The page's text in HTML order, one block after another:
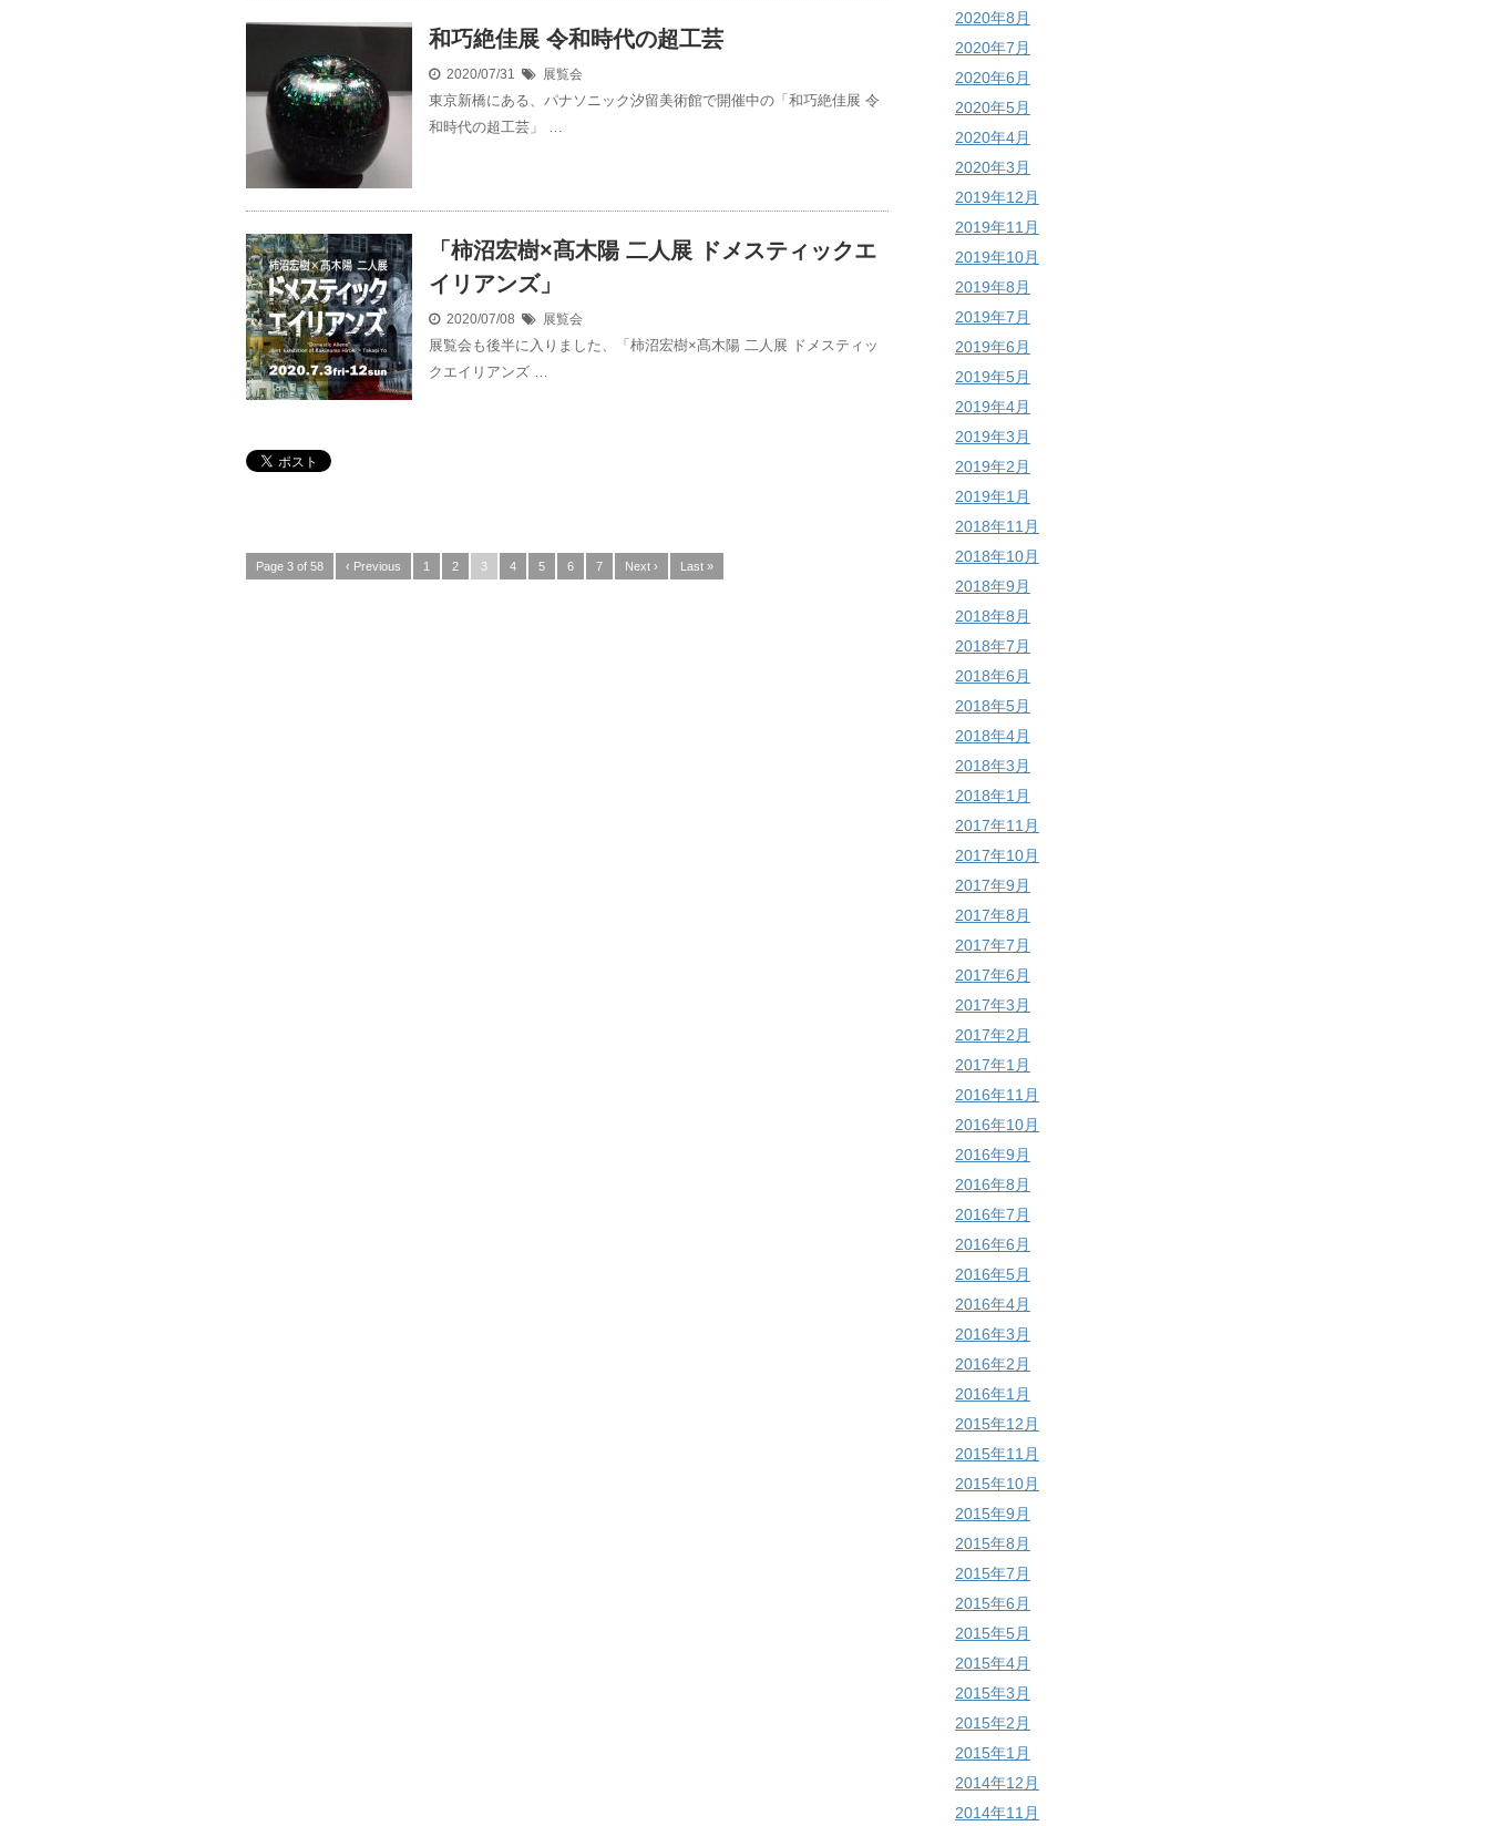
和巧絶佳展 令和時代の超工芸
2020/07/31 展覧会
東京新橋にある、パナソニック汐留美術館で開催中の「和巧絶佳展 令
和時代の超工芸」 …
「柿沼宏樹×髙木陽 二人展 ドメスティックエ
イリアンズ」
2020/07/08 展覧会
展覧会も後半に入りました、「柿沼宏樹×髙木陽 二人展 ドメスティッ
クエイリアンズ …
Page 3 of 58 ‹ Previous 1 2 3 4 5 6 7 Next › Last »
2020年8月
2020年7月
2020年6月
2020年5月
2020年4月
2020年3月
2019年12月
2019年11月
2019年10月
2019年8月
2019年7月
2019年6月
2019年5月
2019年4月
2019年3月
2019年2月
2019年1月
2018年11月
2018年10月
2018年9月
2018年8月
2018年7月
2018年6月
2018年5月
2018年4月
2018年3月
2018年1月
2017年11月
2017年10月
2017年9月
2017年8月
2017年7月
2017年6月
2017年3月
2017年2月
2017年1月
2016年11月
2016年10月
2016年9月
2016年8月
2016年7月
2016年6月
2016年5月
2016年4月
2016年3月
2016年2月
2016年1月
2015年12月
2015年11月
2015年10月
2015年9月
2015年8月
2015年7月
2015年6月
2015年5月
2015年4月
2015年3月
2015年2月
2015年1月
2014年12月
2014年11月